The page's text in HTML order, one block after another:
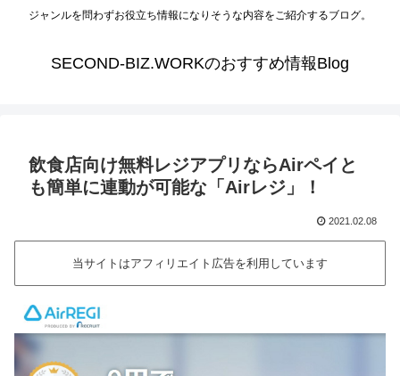
ジャンルを問わずお役立ち情報になりそうな内容をご紹介するブログ。
SECOND-BIZ.WORKのおすすめ情報Blog
飲食店向け無料レジアプリならAirペイと
も簡単に連動が可能な「Airレジ」！
2021.02.08
当サイトはアフィリエイト広告を利用しています